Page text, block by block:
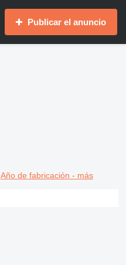
Publicar el anuncio
Año de fabricación - más